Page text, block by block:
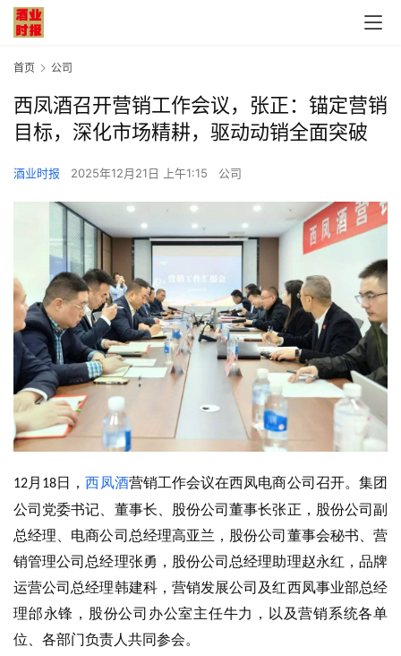
首页 公司
西凤酒召开营销工作会议，张正：锚定营销
目标，深化市场精耕，驱动动销全面突破
酒业时报 2025年12月21日 上午1:15 公司
12月 18日，西凤酒营销工作会议在西凤电商公司 召开。集团
公司党委书记、董事长、股份公司董事长张正，股份公司 副
总经理、电商公司总经理高亚兰，股份公司董事会秘书、营
销管理公司总经理张勇，股份公司总经理助理赵永红，品牌
运营公司总经理韩建科，营销发展公司及红西凤事业部总经
理邰永锋， 股份公司办公室主任牛力，以及营销系统各单
位、各部门负责人共同参会。